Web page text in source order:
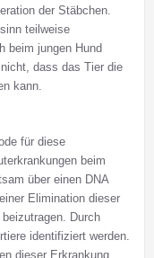
der Stäbchen.
teilweise
beim jungen Hund
dass das Tier die
kann.
für diese
beim
über einen DNA
Elimination dieser
Durch
identifiziert werden.
dieser Erkrankung